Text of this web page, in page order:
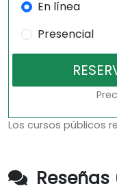
En línea
Presencial
Los cursos públicos
Reseñas